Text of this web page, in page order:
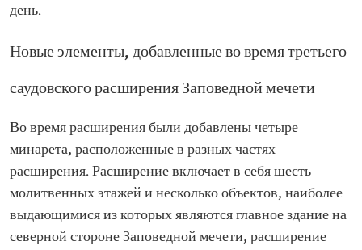
день.
Новые элементы, добавленные во время третьего
саудовского расширения Заповедной мечети
Во время расширения были добавлены четыре
минарета, расположенные в разных частях
расширения. Расширение включает в себя шесть
молитвенных этажей и несколько объектов, наиболее
выдающимися из которых являются главное здание на
северной стороне Заповедной мечети, расширение